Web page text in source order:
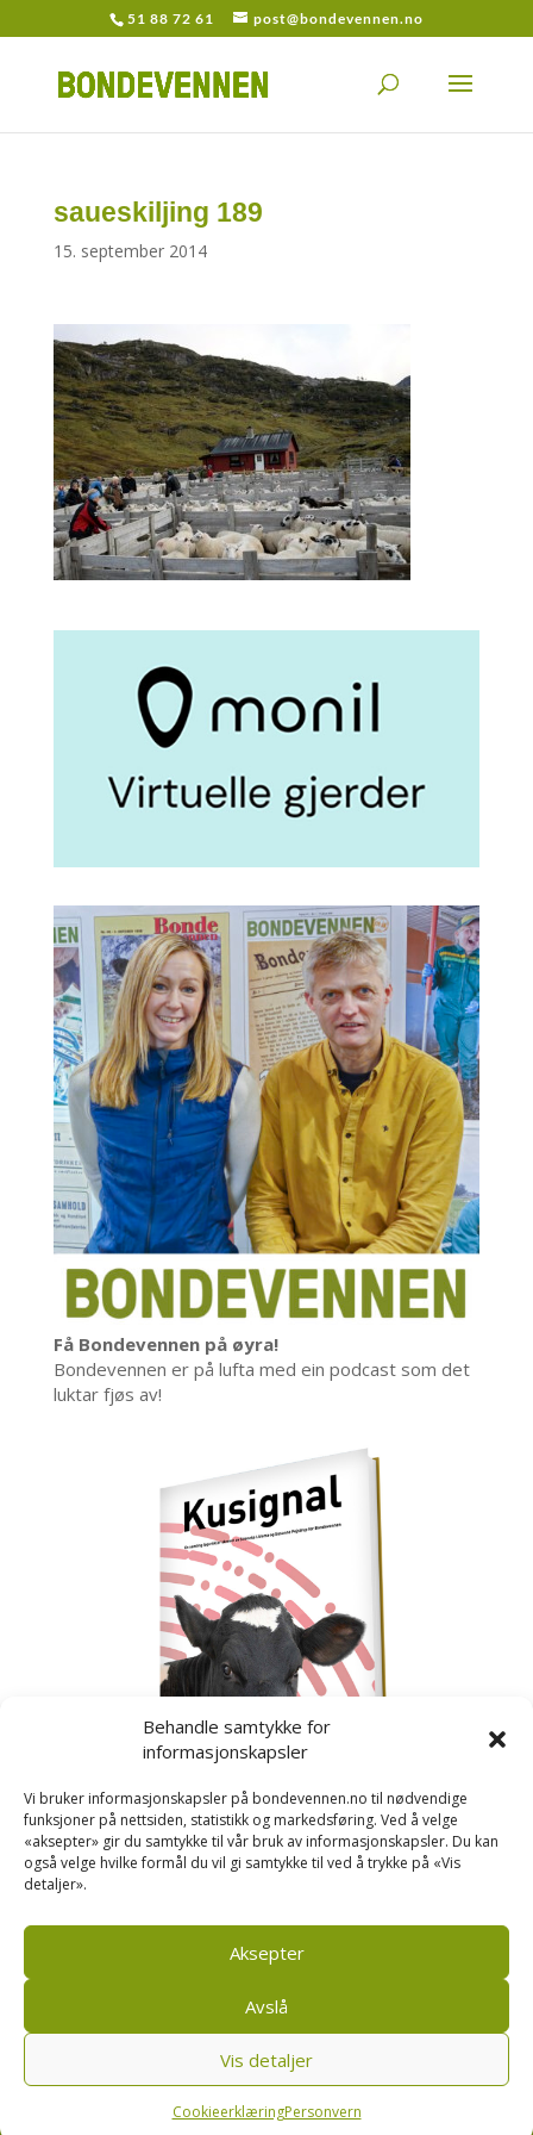
Behandle samtykke for
informasjonskapsler
Vi bruker informasjonskapsler på bondevennen.no til nødvendige
funksjoner på nettsiden, statistikk og markedsføring. Ved å velge
«aksepter» gir du samtykke til vår bruk av informasjonskapsler. Du kan
også velge hvilke formål du vil gi samtykke til ved å trykke på «Vis
detaljer».
Aksepter
Avslå
Vis detaljer
CookieerklæringPersonvern
51 88 72 61 post@bondevennen.no
saueskiljing 189
15. september 2014
Få Bondevennen på øyra!
Bondevennen er på lufta med ein podcast som det
luktar fjøs av!
Kusignal
Bondevennen SA, Pb 208, sentrum, 4001 Stavanger
Personvern og cookies regler